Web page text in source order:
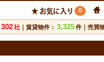
0
302社 ｜賃貸物件： 3,325件｜売買